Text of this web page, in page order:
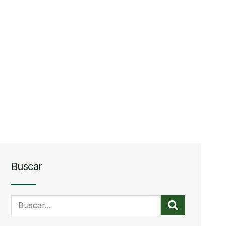
Buscar